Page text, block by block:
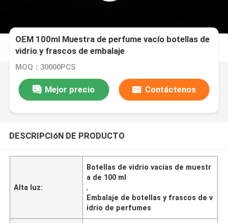
OEM 100ml Muestra de perfume vacío botellas de
vidrio y frascos de embalaje
MOQ：30000PCS
Mejor precio Contáctenos
DESCRIPCIóN DE PRODUCTO
Alta luz:
Botellas de vidrio vacías de muestr
a de 100 ml
,
Embalaje de botellas y frascos de v
idrio de perfumes